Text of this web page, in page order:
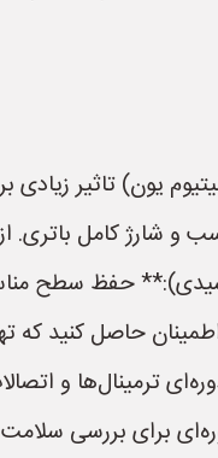
یون) تاثیر زیادی
و شارژ کامل باتری.
حفظ سطح
حاصل کنید که
ترمینال‌ها و
برای بررسی سلامت